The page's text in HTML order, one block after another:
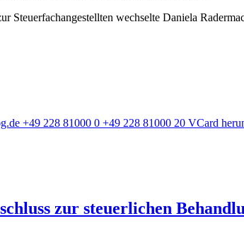
Steuerfachangestellten wechselte Daniela
+49 228 81000 0 +49 228 81000 20 VCard
zur steuerlichen